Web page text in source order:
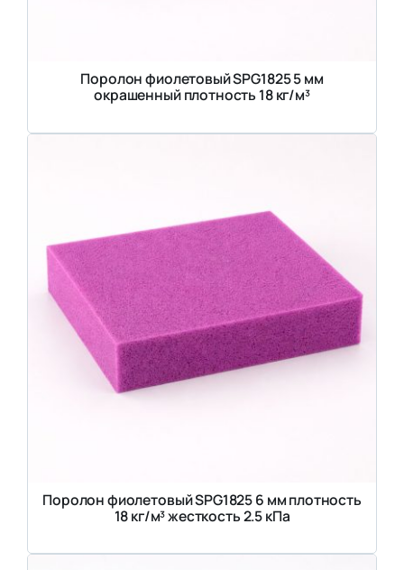
Поролон фиолетовый SPG1825 5 мм
окрашенный плотность 18 кг/м³
Поролон фиолетовый SPG1825 6 мм плотность
18 кг/м³ жесткость 2.5 кПа